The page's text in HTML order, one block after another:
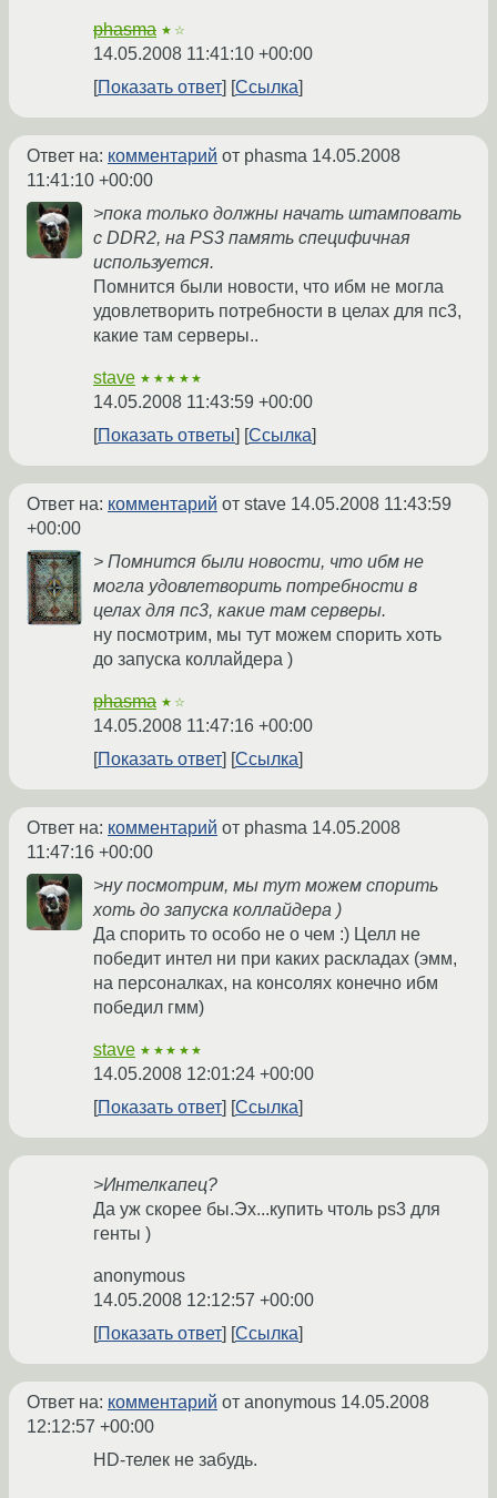
phasma ★☆
14.05.2008 11:41:10 +00:00
Показать ответ
Ссылка
Ответ на: комментарий от phasma 14.05.2008
11:41:10 +00:00
>пока только должны начать штамповать
с DDR2, на PS3 память специфичная
используется.
Помнится были новости, что ибм не могла
удовлетворить потребности в целах для пс3,
какие там серверы..
stave ★★★★★
14.05.2008 11:43:59 +00:00
Показать ответы
Ссылка
Ответ на: комментарий от stave 14.05.2008 11:43:59
+00:00
> Помнится были новости, что ибм не
могла удовлетворить потребности в
целах для пс3, какие там серверы.
ну посмотрим, мы тут можем спорить хоть
до запуска коллайдера )
phasma ★☆
14.05.2008 11:47:16 +00:00
Показать ответ
Ссылка
Ответ на: комментарий от phasma 14.05.2008
11:47:16 +00:00
>ну посмотрим, мы тут можем спорить
хоть до запуска коллайдера )
Да спорить то особо не о чем :) Целл не
победит интел ни при каких раскладах (эмм,
на персоналках, на консолях конечно ибм
победил гмм)
stave ★★★★★
14.05.2008 12:01:24 +00:00
Показать ответ
Ссылка
>Интелкапец?
Да уж скорее бы.Эх...купить чтоль ps3 для
генты )
anonymous
14.05.2008 12:12:57 +00:00
Показать ответ
Ссылка
Ответ на: комментарий от anonymous 14.05.2008
12:12:57 +00:00
HD-телек не забудь.